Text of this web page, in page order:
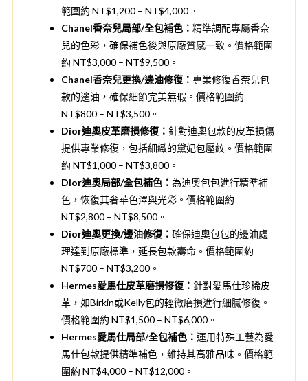
範圍約 NT$1,200 – NT$4,000。
Chanel香奈兒局部/全包補色： 精準調配專屬香奈
兒的色彩，確保補色後與原廠質感一致。價格範圍
約 NT$3,000 – NT$9,500。
Chanel香奈兒更換/邊油修復： 專業修復香奈兒包
款的邊油，確保細節完美無瑕。價格範圍約
NT$800 – NT$3,500。
Dior迪奧皮革磨損修復： 針對迪奧包款的皮革損傷
提供專業修復，包括細緻的黛妃包壓紋。價格範圍
約 NT$1,000 – NT$3,800。
Dior迪奧局部/全包補色： 為迪奧包包進行精準補
色，恢復其奢華色澤與光彩。價格範圍約
NT$2,800 – NT$8,500。
Dior迪奧更換/邊油修復： 確保迪奧包包的邊油處
理達到原廠標準，延長包款壽命。價格範圍約
NT$700 – NT$3,200。
Hermes愛馬仕皮革磨損修復： 針對愛馬仕珍稀皮
革，如Birkin或Kelly包的輕微磨損進行細膩修復。
價格範圍約 NT$1,500 – NT$6,000。
Hermes愛馬仕局部/全包補色： 運用特殊工藝為愛
馬仕包款提供精準補色，維持其高雅品味。價格範
圍約 NT$4,000 – NT$12,000。